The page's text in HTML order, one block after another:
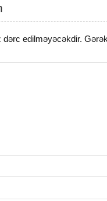
dərc edilməyəcəkdir.